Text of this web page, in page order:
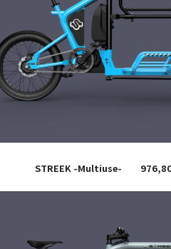
STREEK -Multiuse-